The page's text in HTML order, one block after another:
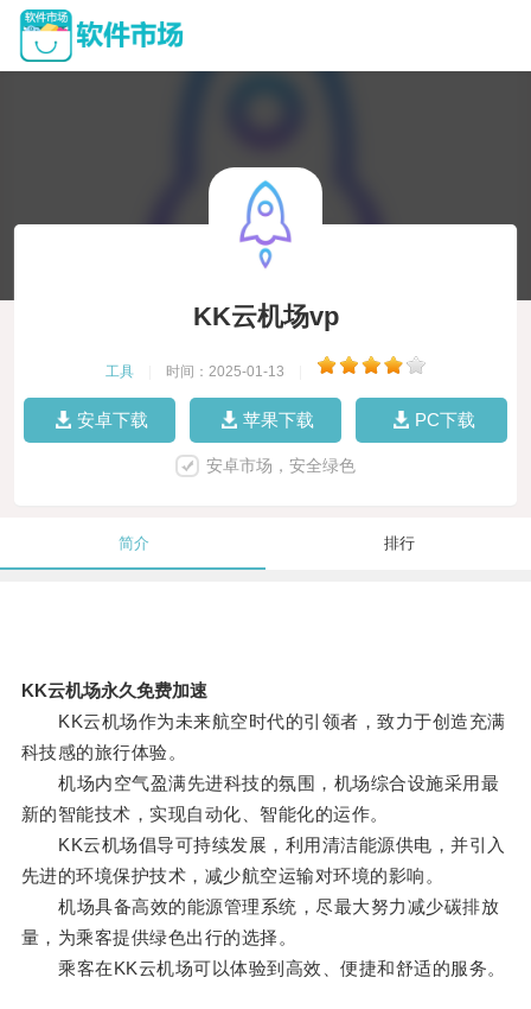
KK云机场vp
工具 时间：2025-01-13
安卓下载 苹果下载 PC下载
安卓市场，安全绿色
简介 排行
KK云机场永久免费加速
KK云机场作为未来航空时代的引领者，致力于创造充满
科技感的旅行体验。
机场内空气盈满先进科技的氛围，机场综合设施采用最
新的智能技术，实现自动化、智能化的运作。
KK云机场倡导可持续发展，利用清洁能源供电，并引入
先进的环境保护技术，减少航空运输对环境的影响。
机场具备高效的能源管理系统，尽最大努力减少碳排放
量，为乘客提供绿色出行的选择。
乘客在KK云机场可以体验到高效、便捷和舒适的服务。